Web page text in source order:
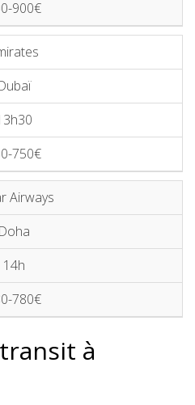
900€
750€
Airways
Doha
14h
780€
à